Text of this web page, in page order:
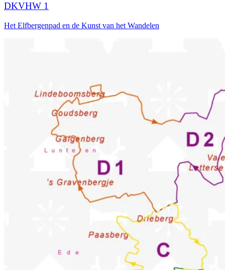
DKVHW 1
Het Elfbergenpad en de Kunst van het Wandelen